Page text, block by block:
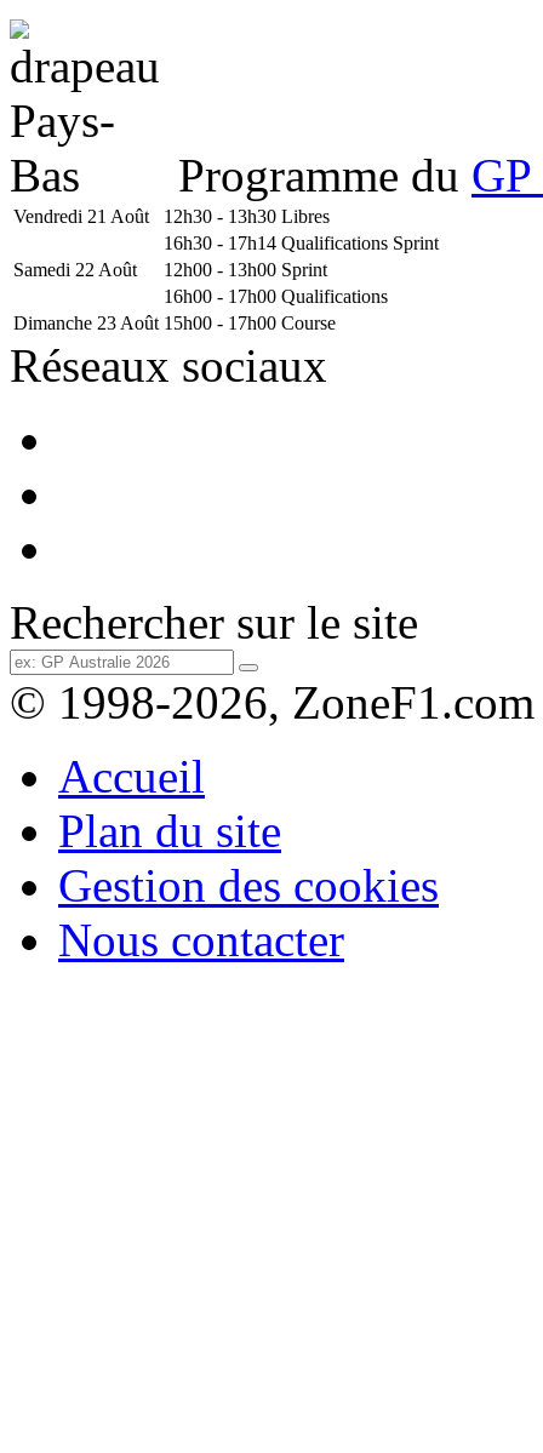
Programme du
Vendredi 21 Août 12h30 - 13h30 Libres
16h30 - 17h14 Qualifications Sprint
Samedi 22 Août
12h00 - 13h00 Sprint
16h00 - 17h00 Qualifications
Dimanche 23 Août 15h00 - 17h00 Course
Réseaux sociaux
Rechercher sur le site
© 1998-2026, ZoneF1.com
Accueil
Plan du site
Gestion des cookies
Nous contacter